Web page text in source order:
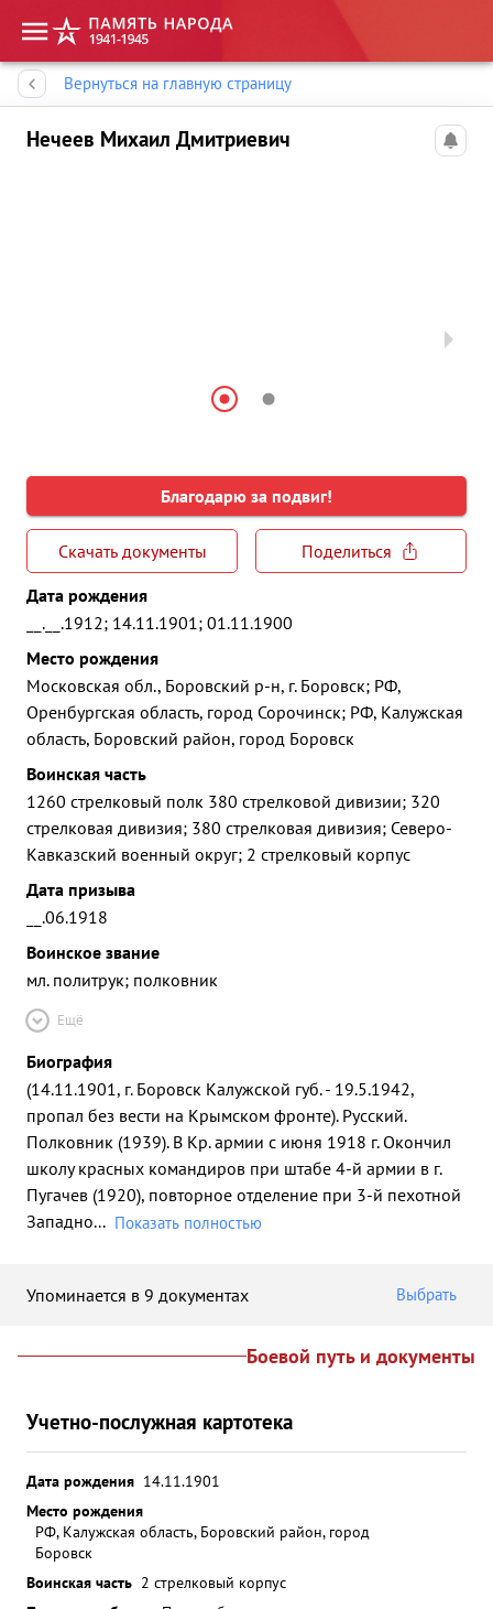
Вернуться на главную страницу
Нечеев Михаил Дмитриевич
Благодарю за подвиг!
Скачать документы
Поделиться
Дата рождения
__.__.1912; 14.11.1901; 01.11.1900
Место рождения
Московская обл., Боровский р-н, г. Боровск; РФ,
Оренбургская область, город Сорочинск; РФ, Калужская
область, Боровский район, город Боровск
Воинская часть
1260 стрелковый полк 380 стрелковой дивизии; 320
стрелковая дивизия; 380 стрелковая дивизия; Северо-
Кавказский военный округ; 2 стрелковый корпус
Дата призыва
__.06.1918
Воинское звание
мл. политрук; полковник
Ещё
Биография
(14.11.1901, г. Боровск Калужской губ. - 19.5.1942,
пропал без вести на Крымском фронте). Русский.
Полковник (1939). В Кр. армии с июня 1918 г. Окончил
школу красных командиров при штабе 4-й армии в г.
Пугачев (1920), повторное отделение при 3-й пехотной
Западно... Показать полностью
Упоминается в 9 документах Выбрать
Боевой путь и документы
Учетно-послужная картотека
Дата рождения 14.11.1901
Место рождения
РФ, Калужская область, Боровский район, город
Боровск
Воинская часть 2 стрелковый корпус
Память народа